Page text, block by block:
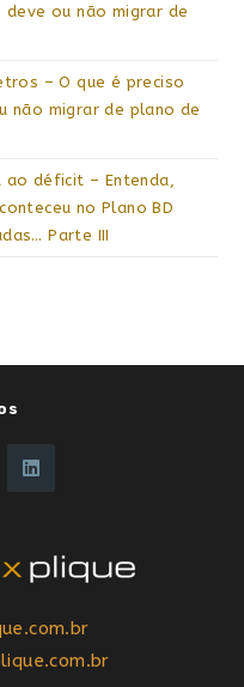
ou não migrar de
– O que é preciso
não migrar de plano de
déficit – Entenda,
no Plano BD
Parte III